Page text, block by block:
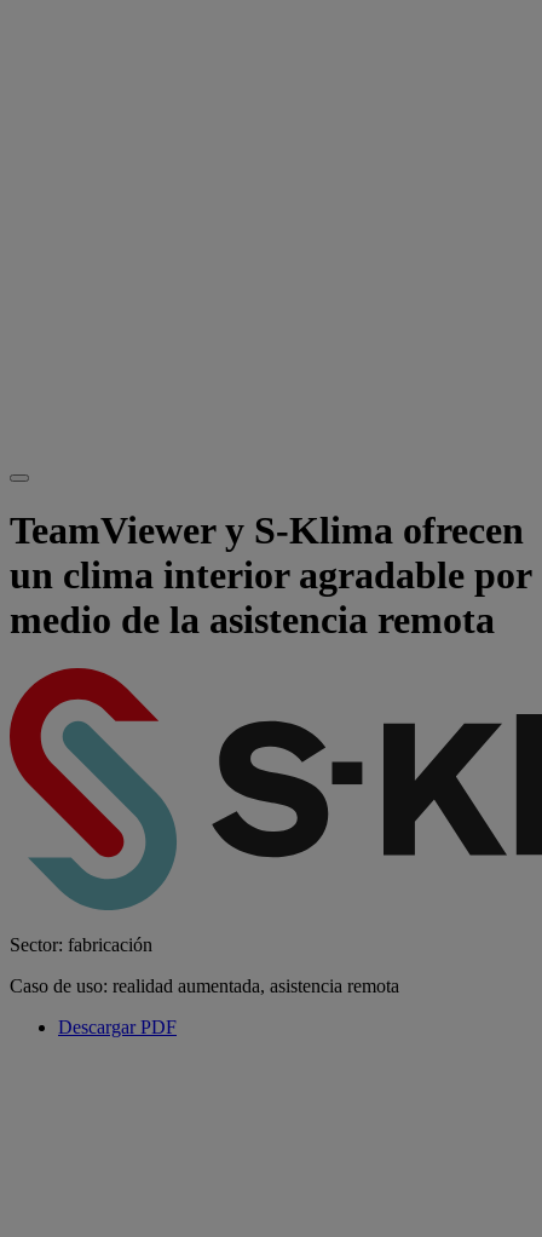
TeamViewer y S-Klima ofrecen
un clima interior agradable por
medio de la asistencia remota
Sector: fabricación
Caso de uso: realidad aumentada, asistencia remota
Descargar PDF